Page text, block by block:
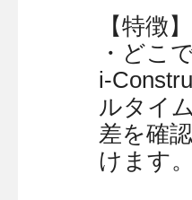
【特徴】
・どこ
i-
ルタイ
差を確
けます。